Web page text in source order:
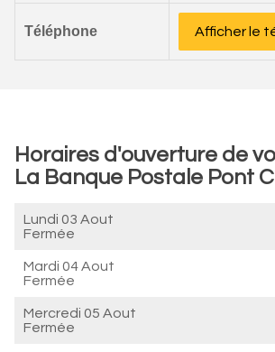
Téléphone Afficher le
Horaires d'ouverture de
La Banque Postale Pont
Lundi 03 Aout
Fermée
Mardi 04 Aout
Fermée
Mercredi 05 Aout
Fermée